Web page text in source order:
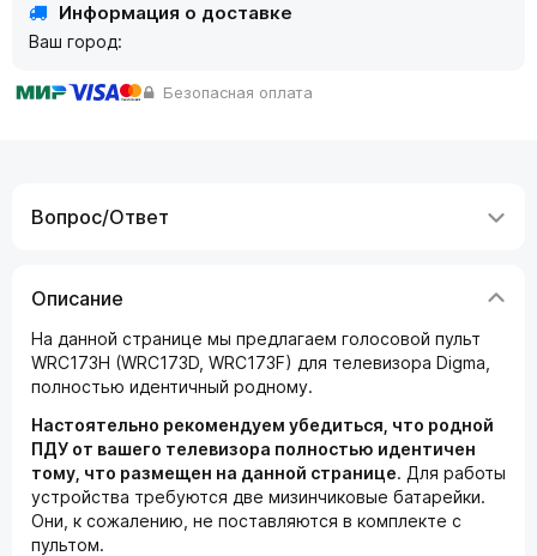
Информация о доставке
Ваш город:
Безопасная оплата
Вопрос/Ответ
Описание
На данной странице мы предлагаем голосовой пульт
WRC173H (WRC173D, WRC173F) для телевизора Digma,
полностью идентичный родному.
Настоятельно рекомендуем убедиться, что родной
ПДУ от вашего телевизора полностью идентичен
тому, что размещен на данной странице. Для работы
устройства требуются две мизинчиковые батарейки.
Они, к сожалению, не поставляются в комплекте с
пультом.